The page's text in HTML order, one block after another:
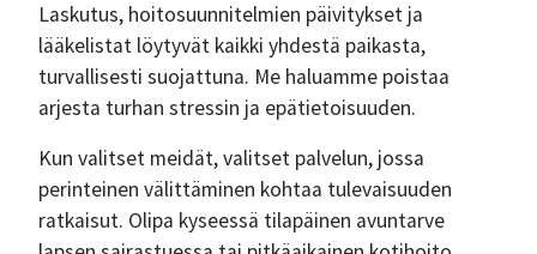
Laskutus, hoitosuunnitelmien päivitykset ja
lääkelistat löytyvät kaikki yhdestä paikasta,
turvallisesti suojattuna. Me haluamme poistaa
arjesta turhan stressin ja epätietoisuuden.
Kun valitset meidät, valitset palvelun, jossa
perinteinen välittäminen kohtaa tulevaisuuden
ratkaisut. Olipa kyseessä tilapäinen avuntarve